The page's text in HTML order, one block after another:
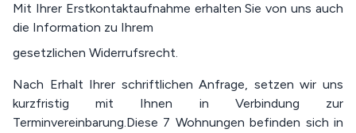
Mit Ihrer Erstkontaktaufnahme erhalten Sie von uns auch
die Information zu Ihrem
gesetzlichen Widerrufsrecht.
Nach Erhalt Ihrer schriftlichen Anfrage, setzen wir uns
kurzfristig mit Ihnen in Verbindung zur
Terminvereinbarung.Diese 7 Wohnungen befinden sich in